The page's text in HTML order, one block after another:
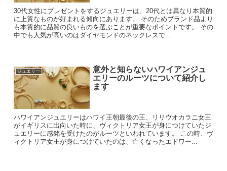
30代女性にプレゼントをするジュエリーは、20代とは異なり本質的
に上質なものが好まれる傾向にあります。 そのためブランド品より
も本質的に品質の良いものを選ぶことが重要なポイントです。 その
中でも人気が高いのはダイヤモンドのネックレスで...
ジュエリー
意外と知らないハワイアンジュ
エリーのルーツについて紹介し
ます
ハワイアンジュエリーはハワイ王朝最後の王、リリウオカラニ女王
がイギリスに出向いた時に、ヴィクトリア女王が身につけていたジ
ュエリーに感銘を受けたのがルーツといわれています。 この時、ヴ
ィクトリア女王が身につけていたのは、亡くなったエドワー...